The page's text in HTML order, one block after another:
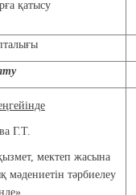
қатысу
Г.Т.
мектеп жасына
мәдениетін тәрбиелеу